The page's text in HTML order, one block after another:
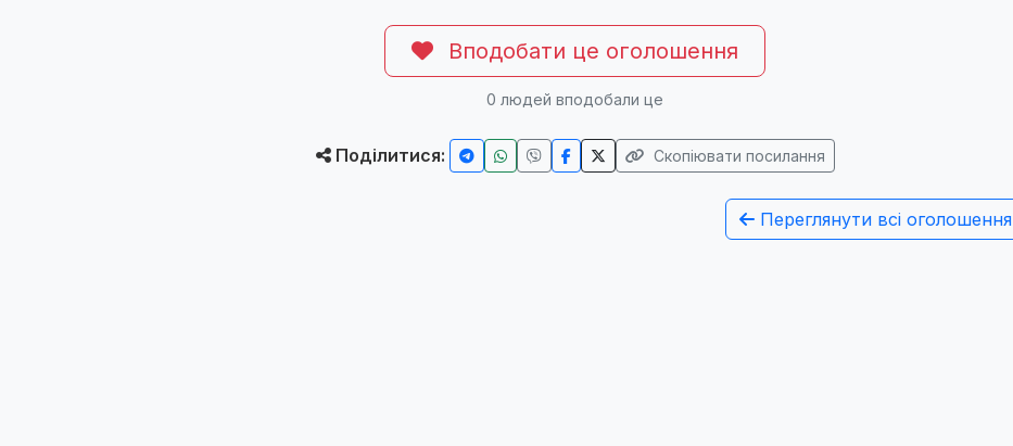
Вподобати це оголошення
0 людей вподобали це
Поділитися: Скопіювати посилання
Переглянути всі оголошення